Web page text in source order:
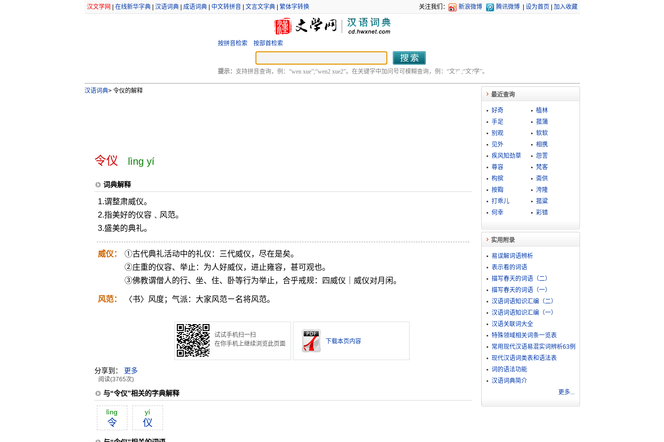
汉文学网 在线新华字典| 汉语词典| 成语词典| 中文转拼音| 文言文字典| 繁体字转换 关注我们： 新浪微博 腾讯微博 设为首页 加入收藏
按拼音检索 按部首检索
提示： 支持拼音查询，例：“wen xue”;“wen2 xue2”。在关键字中加问号可模糊查询，例：“文?” ;“文?学”。
汉语词典>令仪的解释
令仪 lìng yí
词典解释
1.谓整肃威仪。
2.指美好的仪容﹑风范。
3.盛美的典礼。
威仪：
①古代典礼活动中的礼仪：三代威仪，尽在是矣。
②庄重的仪容、举止：为人好威仪，进止雍容，甚可观也。
③佛教谓僧人的行、坐、住、卧等行为举止，合乎戒规：四威仪｜威仪对月闲。
风范： 〈书〉风度；气派：大家风范ㄧ名将风范。
试试手机扫一扫
在你手机上继续浏览此页面
下载本页内容
分享到： 更多
阅读(3765次)
与“令仪”相关的字典解释
lìng
令
yí
仪
最近查询
好奇
植林
手足
菰蒲
别观
软软
见外
相携
疾风知劲草
怨詈
尊容
梵客
构摈
斋供
按鞫
洿隆
打乖儿
菰粱
何幸
彩错
实用附录
易误解词语辨析
表示看的词语
描写春天的词语（二）
描写春天的词语（一）
汉语词语知识汇编（二）
汉语词语知识汇编（一）
汉语关联词大全
特殊领域相关词条一览表
常用现代汉语易混实词辨析63例
现代汉语词类表和语法表
词的语法功能
汉语词典简介
更多...